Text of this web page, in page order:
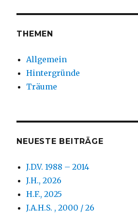
THEMEN
Allgemein
Hintergründe
Träume
NEUESTE BEITRÄGE
J.D.V. 1988 – 2014
J.H., 2026
H.F., 2025
J.A.H.S. , 2000 / 26